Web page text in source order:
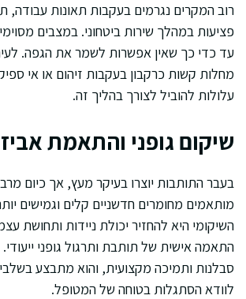
רוב המקרים נגרמים בעקבות תאונות עבודה,
פציעות במהלך שירות ביטחוני. במצבים
עד כדי כך שאין אפשרות לשמר את הגפה.
מחלות קשות כרקבון בעקבות זיהום או אי
עלולות להוביל לצורך בהליך זה.
שיקום גופני והתאמת
בעבר התותבות יוצרו בעיקר מעץ, אך כיום
מותאמים מחומרים חדשניים קלים וגמישים
השיקומי היא להחזיר יכולת ניידות ותחושת
התאמה אישית של תותבת ותרגול גופני
סבלנות ותמיכה מקצועית, והוא מתבצע
לוודא הסתגלות בטוחה של המטופל.